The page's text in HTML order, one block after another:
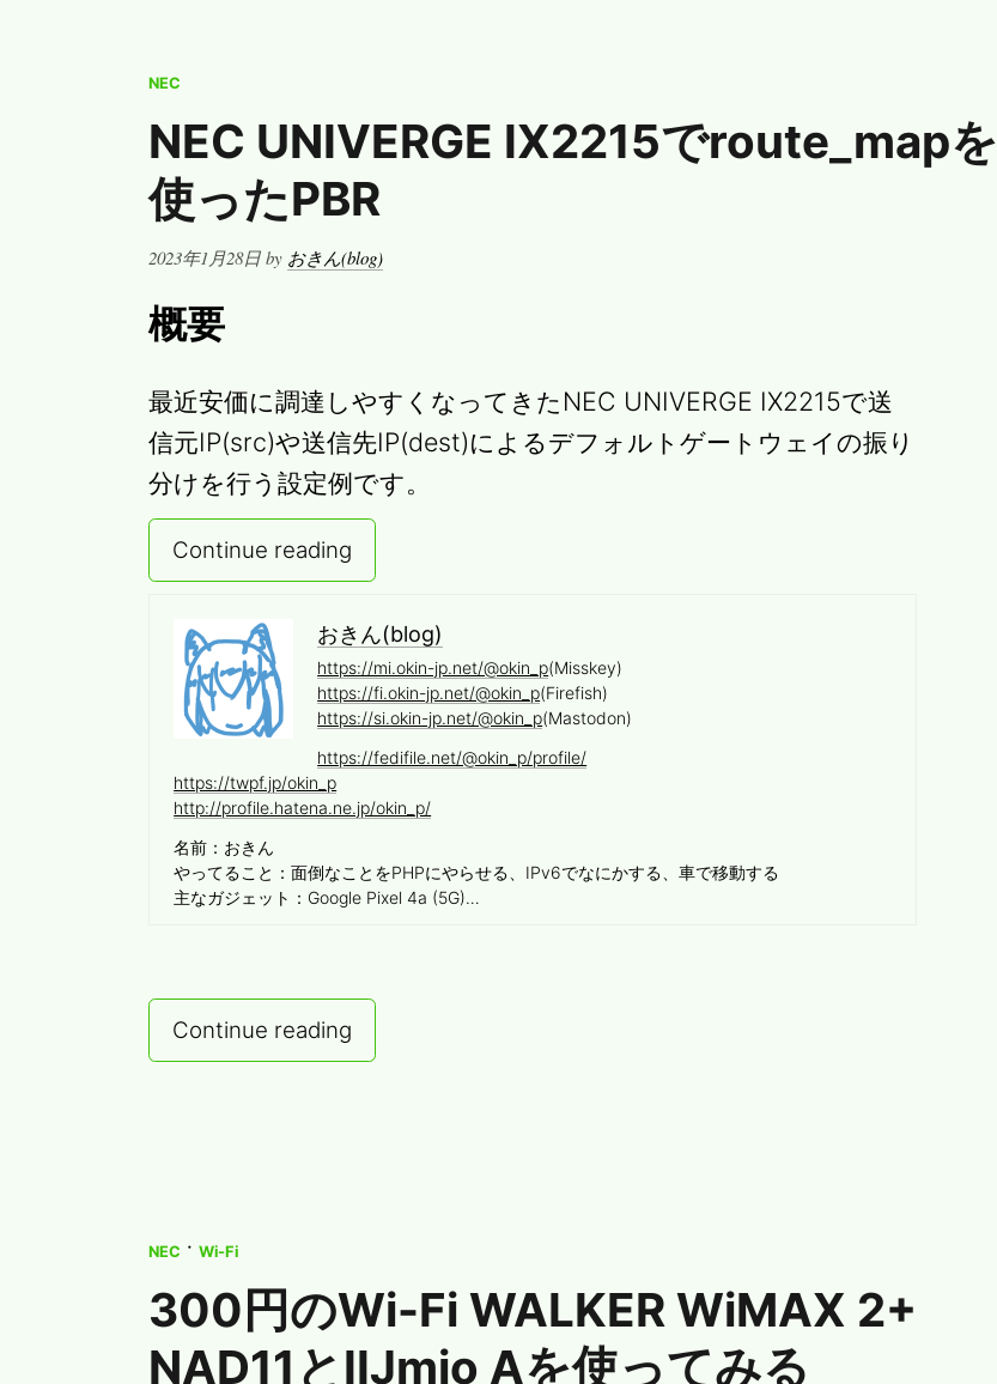
た
ー
ー
Systems]
[Fujitsu]
[Furukawa]
[NEC]
[Yamaha]
NEC
NEC UNIVERGE IX2215でroute_mapを
使ったPBR
Posted
2023年1月28日 by おきん(blog)
概要
最近安価に調達しやすくなってきたNEC UNIVERGE IX2215で送
信元IP(src)や送信先IP(dest)によるデフォルトゲートウェイの振り
分けを行う設定例です。
Continue reading
おきん(blog)
https://mi.okin-jp.net/@okin_p(Misskey)
https://fi.okin-jp.net/@okin_p(Firefish)
https://si.okin-jp.net/@okin_p(Mastodon)
https://fedifile.net/@okin_p/profile/
https://twpf.jp/okin_p
http://profile.hatena.ne.jp/okin_p/
名前：おきん
やってること：面倒なことをPHPにやらせる、IPv6でなにかする、車で移動する
主なガジェット：Google Pixel 4a (5G)…
Continue readingNEC
UNIVERGE
た
NEC ·Wi-Fi
300円のWi-Fi WALKER WiMAX 2+
NAD11とIIJmio Aを使ってみる